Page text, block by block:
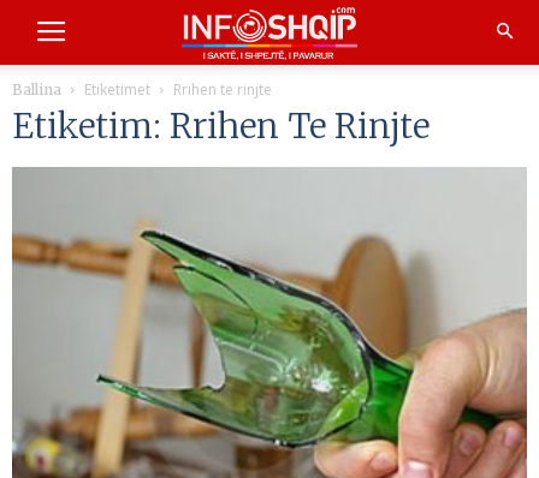
Ballina Etiketimet Rrihen te rinjte
Etiketim: Rrihen Te Rinjte